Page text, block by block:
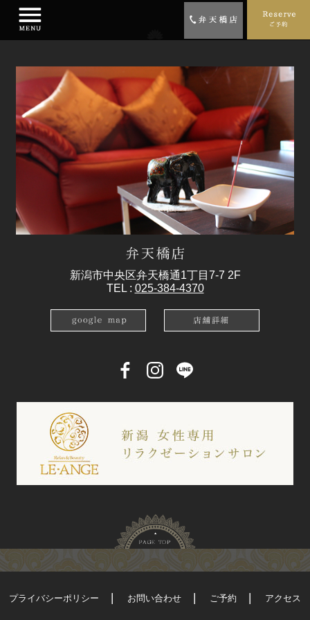
新潟市中央区弁天橋通1丁目7-7 2F
TEL : 025-384-4370
プライバシーポリシー お問い合わせ ご予約 アクセス